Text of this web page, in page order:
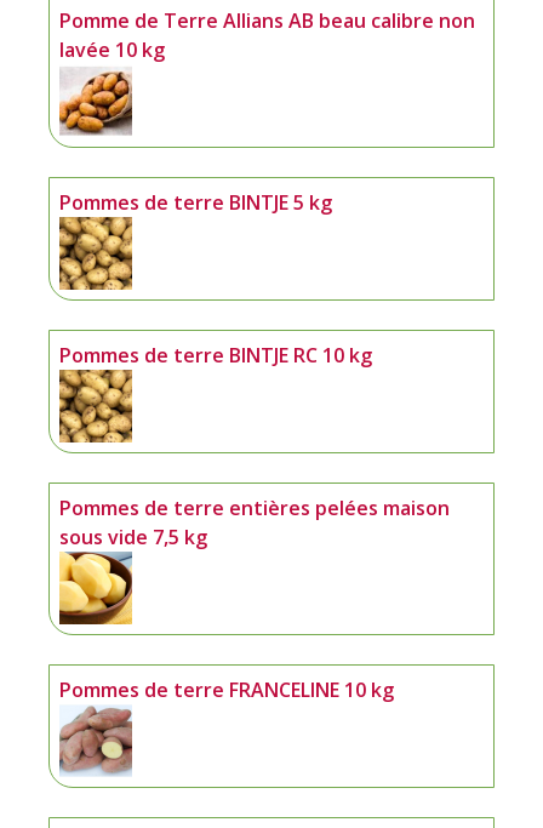
Pomme de Terre Allians AB beau calibre non
lavée 10 kg
Pommes de terre BINTJE 5 kg
Pommes de terre BINTJE RC 10 kg
Pommes de terre entières pelées maison
sous vide 7,5 kg
Pommes de terre FRANCELINE 10 kg